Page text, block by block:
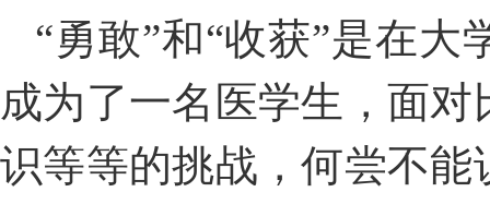
“勇敢”和“收获”是在
成为了一名医学生，面
识等等的挑战，何尝不